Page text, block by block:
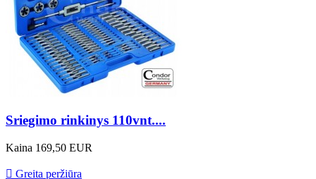
Sriegimo rinkinys 110vnt....
Kaina 169,50 EUR
 Greita peržiūra